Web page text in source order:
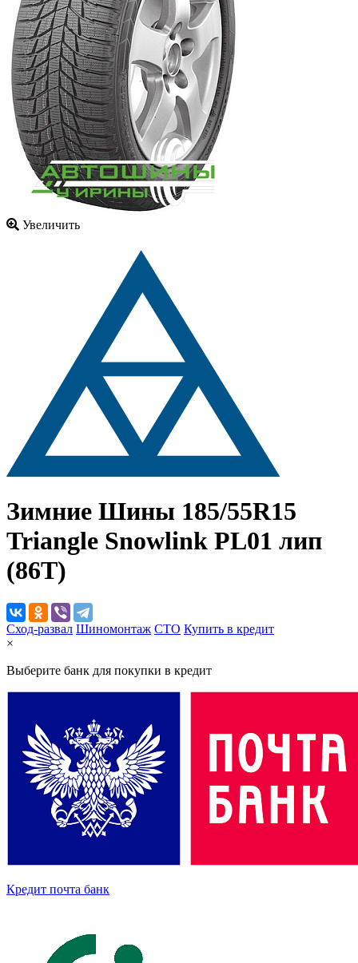
Увеличить
Зимние Шины 185/55R15
Triangle Snowlink PL01 лип
(86T)
Сход-развал Шиномонтаж CTO Купить в кредит
×
Выберите банк для покупки в кредит
Кредит почта банк